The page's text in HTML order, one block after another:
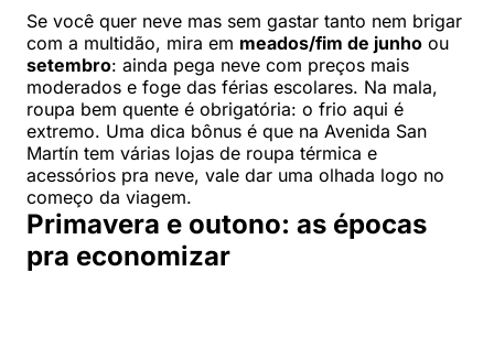
Se você quer neve mas sem gastar tanto nem brigar
com a multidão, mira em meados/fim de junho ou
setembro: ainda pega neve com preços mais
moderados e foge das férias escolares. Na mala,
roupa bem quente é obrigatória: o frio aqui é
extremo. Uma dica bônus é que na Avenida San
Martín tem várias lojas de roupa térmica e
acessórios pra neve, vale dar uma olhada logo no
começo da viagem.
Primavera e outono: as épocas
pra economizar